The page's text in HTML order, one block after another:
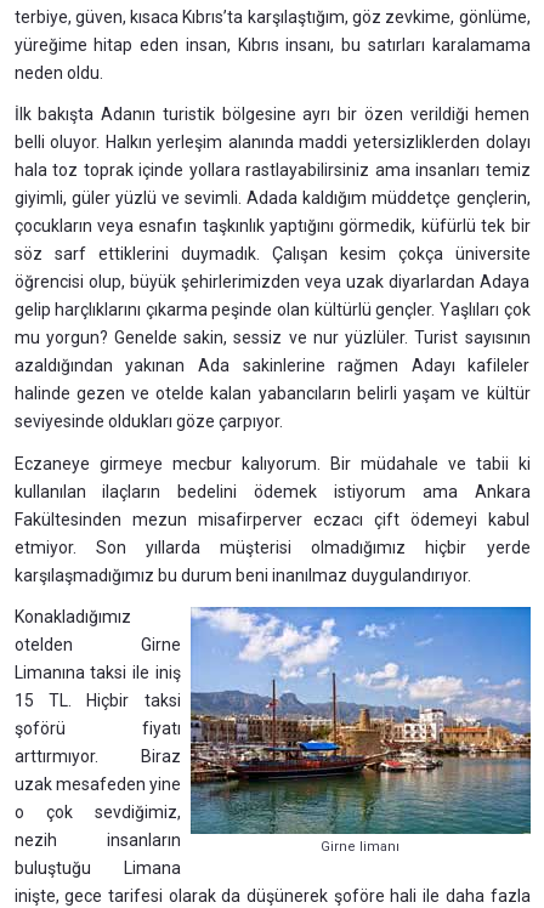
terbiye, güven, kısaca Kıbrıs’ta karşılaştığım, göz zevkime, gönlüme,
yüreğime hitap eden insan, Kıbrıs insanı, bu satırları karalamama
neden oldu.
İlk bakışta Adanın turistik bölgesine ayrı bir özen verildiği hemen
belli oluyor. Halkın yerleşim alanında maddi yetersizliklerden dolayı
hala toz toprak içinde yollara rastlayabilirsiniz ama insanları temiz
giyimli, güler yüzlü ve sevimli. Adada kaldığım müddetçe gençlerin,
çocukların veya esnafın taşkınlık yaptığını görmedik, küfürlü tek bir
söz sarf ettiklerini duymadık. Çalışan kesim çokça üniversite
öğrencisi olup, büyük şehirlerimizden veya uzak diyarlardan Adaya
gelip harçlıklarını çıkarma peşinde olan kültürlü gençler. Yaşlıları çok
mu yorgun? Genelde sakin, sessiz ve nur yüzlüler. Turist sayısının
azaldığından yakınan Ada sakinlerine rağmen Adayı kafileler
halinde gezen ve otelde kalan yabancıların belirli yaşam ve kültür
seviyesinde oldukları göze çarpıyor.
Eczaneye girmeye mecbur kalıyorum. Bir müdahale ve tabii ki
kullanılan ilaçların bedelini ödemek istiyorum ama Ankara
Fakültesinden mezun misafirperver eczacı çift ödemeyi kabul
etmiyor. Son yıllarda müşterisi olmadığımız hiçbir yerde
karşılaşmadığımız bu durum beni inanılmaz duygulandırıyor.
Girne limanı
Konakladığımız
otelden Girne
Limanına taksi ile iniş
15 TL. Hiçbir taksi
şoförü fiyatı
arttırmıyor. Biraz
uzak mesafeden yine
o çok sevdiğimiz,
nezih insanların
buluştuğu Limana
inişte, gece tarifesi olarak da düşünerek şoföre hali ile daha fazla